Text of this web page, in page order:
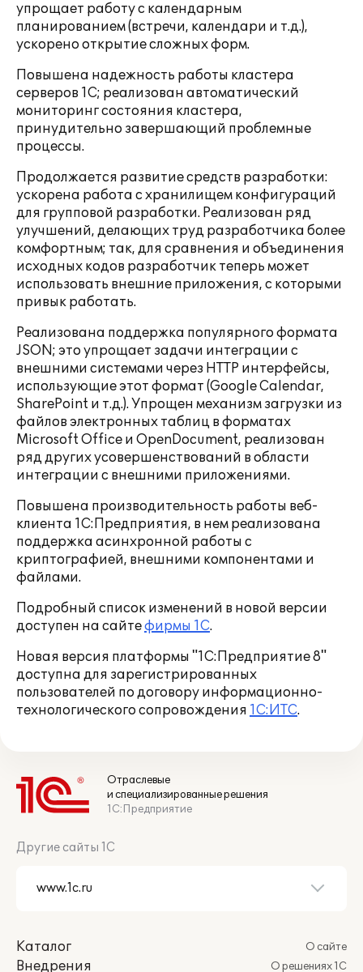
упрощает работу с календарным
планированием (встречи, календари и т.д.),
ускорено открытие сложных форм.
Повышена надежность работы кластера
серверов 1С; реализован автоматический
мониторинг состояния кластера,
принудительно завершающий проблемные
процессы.
Продолжается развитие средств разработки:
ускорена работа с хранилищем конфигураций
для групповой разработки. Реализован ряд
улучшений, делающих труд разработчика более
комфортным; так, для сравнения и объединения
исходных кодов разработчик теперь может
использовать внешние приложения, с которыми
привык работать.
Реализована поддержка популярного формата
JSON; это упрощает задачи интеграции с
внешними системами через HTTP интерфейсы,
использующие этот формат (Google Calendar,
SharePoint и т.д.). Упрощен механизм загрузки из
файлов электронных таблиц в форматах
Microsoft Office и OpenDocument, реализован
ряд других усовершенствований в области
интеграции с внешними приложениями.
Повышена производительность работы веб-
клиента 1С:Предприятия, в нем реализована
поддержка асинхронной работы с
криптографией, внешними компонентами и
файлами.
Подробный список изменений в новой версии
доступен на сайтефирмы 1С.
Новая версия платформы "1С:Предприятие 8"
доступна для зарегистрированных
пользователей по договору информационно-
технологического сопровождения 1С:ИТС.
Отраслевые
и специализированные решения
1С:Предприятие
Другие сайты 1С
Каталог
Внедрения
О сайте
О решениях 1С